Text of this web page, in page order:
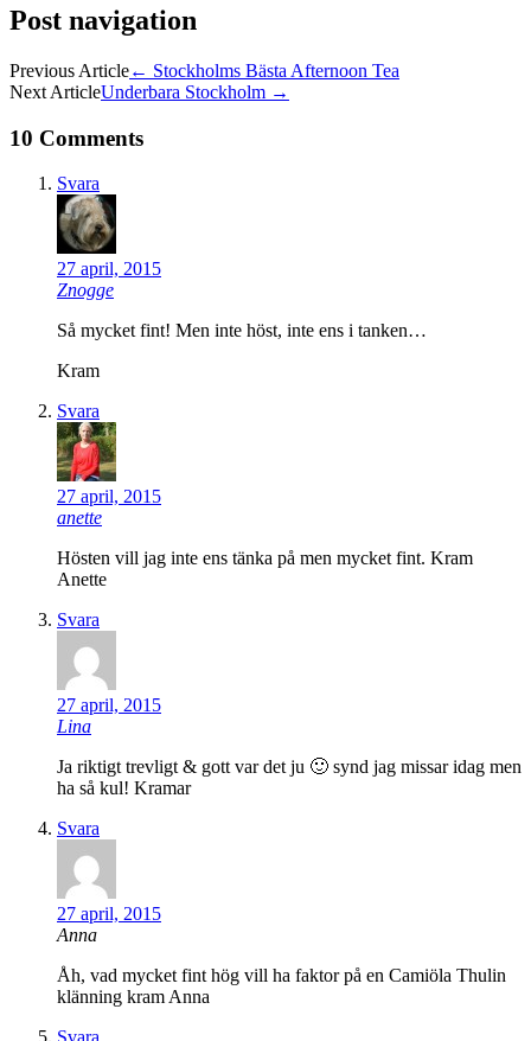
Post navigation
Previous Article← Stockholms Bästa Afternoon Tea
Next ArticleUnderbara Stockholm →
10 Comments
Svara
27 april, 2015
Znogge
Så mycket fint! Men inte höst, inte ens i tanken…
Kram
Svara
27 april, 2015
anette
Hösten vill jag inte ens tänka på men mycket fint. Kram
Anette
Svara
27 april, 2015
Lina
Ja riktigt trevligt & gott var det ju 🙂 synd jag missar idag men
ha så kul! Kramar
Svara
27 april, 2015
Anna
Åh, vad mycket fint hög vill ha faktor på en Camiöla Thulin
klänning kram Anna